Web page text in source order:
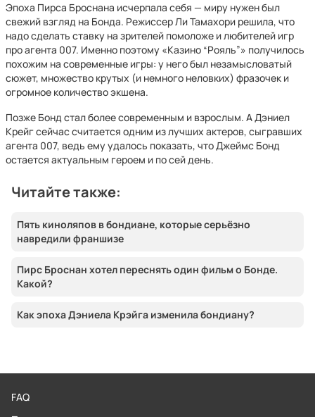
Эпоха Пирса Броснана исчерпала себя — миру нужен был
свежий взгляд на Бонда. Режиссер Ли Тамахори решила, что
надо сделать ставку на зрителей помоложе и любителей игр
про агента 007. Именно поэтому «Казино “Рояль”» получилось
похожим на современные игры: у него был незамысловатый
сюжет, множество крутых (и немного неловких) фразочек и
огромное количество экшена.
Позже Бонд стал более современным и взрослым. А Дэниел
Крейг сейчас считается одним из лучших актеров, сыгравших
агента 007, ведь ему удалось показать, что Джеймс Бонд
остается актуальным героем и по сей день.
Читайте также:
Пять киноляпов в бондиане, которые серьёзно
навредили франшизе
Пирс Броснан хотел переснять один фильм о Бонде.
Какой?
Как эпоха Дэниела Крэйга изменила бондиану?
FAQ